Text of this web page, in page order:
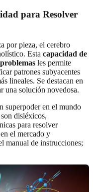
para Resolver
por pieza, el cerebro
Esta capacidad de
les permite
patrones subyacentes
lineales. Se destacan en
una solución novedosa.
superpoder en el mundo
disléxicos,
para resolver
el mercado y
manual de instrucciones;